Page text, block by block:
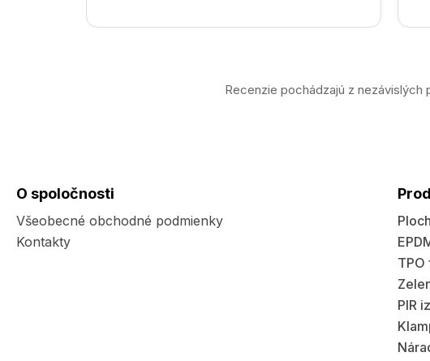
Recenzie pochádzajú z
O spoločnosti
Všeobecné obchodné podmienky
Kontakty
TPO
PIR